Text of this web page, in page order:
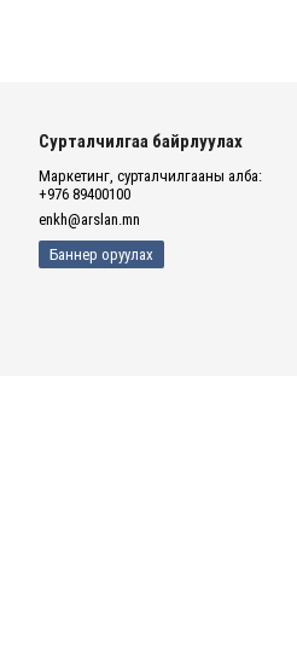
Сурталчилгаа байрлуулах
Маркетинг, сурталчилгааны алба:
+976 89400100
enkh@arslan.mn
Баннер оруулах